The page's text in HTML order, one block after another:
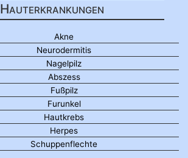
Hauterkrankungen
Akne
Neurodermitis
Nagelpilz
Abszess
Fußpilz
Furunkel
Hautkrebs
Herpes
Schuppenflechte